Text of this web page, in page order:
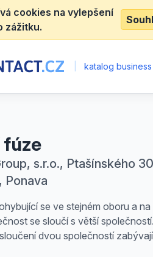
cookies na vylepšení
zážitku.
katalog
s.r.o., Ptašínského
Ponava
se ve stejném oboru a na
se sloučí s větší
dvou společností